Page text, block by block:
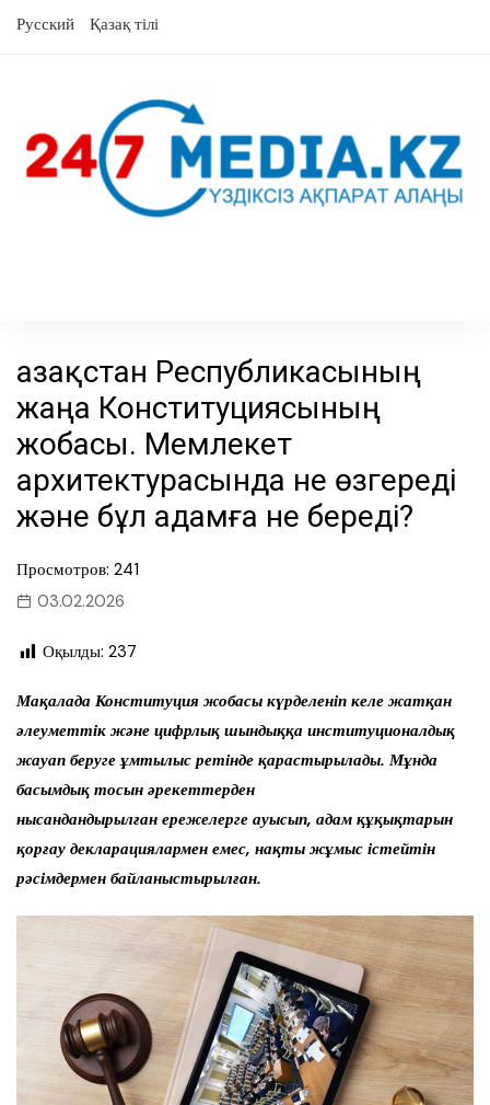
Русский Қазақ тілі
Қазақстан Республикасының
жаңа Конституциясының
жобасы. Мемлекет
архитектурасында не өзгереді
және бұл адамға не береді?
Просмотров: 241
03.02.2026
Оқылды: 237
Мақалада Конституция жобасы күрделеніп келе жатқан
әлеуметтік және цифрлық шындыққа институционалдық
жауап беруге ұмтылыс ретінде қарастырылады. Мұнда
басымдық тосын әрекеттерден
нысандандырылған ережелерге ауысып, адам құқықтарын
қорғау декларациялармен емес, нақты жұмыс істейтін
рәсімдермен байланыстырылған.